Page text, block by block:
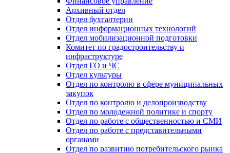
Архивный отдел
Отдел бухгалтерии
Отдел информационных технологий
Отдел мобилизационной подготовки
Комитет по градостроительству и
инфраструктуре
Отдел ГО и ЧС
Отдел культуры
Отдел по контролю в сфере муниципальных
закупок
Отдел по контролю и делопроизводству
Отдел по молодежной политике и спорту
Отдел по работе с общественностью и СМИ
Отдел по работе с представительными
органами
Отдел по развитию потребительского рынка